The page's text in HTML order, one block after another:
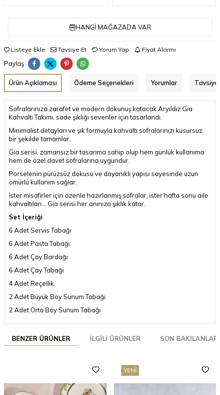
HANGI MAĞAZADA VAR
Listeye Ekle Tavsiye Et Yorum Yap Fiyat Alarmı
Paylaş
Ürün Açıklaması Ödeme Seçenekleri Yorumlar Tavsiye
Sofralarınıza zarafet ve modern dokunuş katacak Aryıldız Gia
Kahvaltı Takımı, sade şıklığı sevenler için tasarlandı.
Minimalist detayları ve şık formuyla kahvaltı sofralarınızı kusursuz
bir şekilde tamamlar.
Gia serisi, zamansız bir tasarıma sahip olup hem günlük kullanıma
hem de özel davet sofralarına uygundur.
Porselenin pürüzsüz dokusu ve dayanıklı yapısı sayesinde uzun
ömürlü kullanım sağlar.
İster misafirler için özenle hazırlanmış sofralar, ister hafta sonu aile
kahvaltıları… Gia serisi her anınıza şıklık katar.
Set İçeriği
6 Adet Servis Tabağı
6 Adet Pasta Tabağı
6 Adet Çay Bardağı
6 Adet Çay Tabağı
4 Adet Reçellik
2 Adet Büyük Boy Sunum Tabağı
2 Adet Orta Boy Sunum Tabağı
BENZER ÜRÜNLER İLGILI ÜRÜNLER SON BAKILANLAR
YENI